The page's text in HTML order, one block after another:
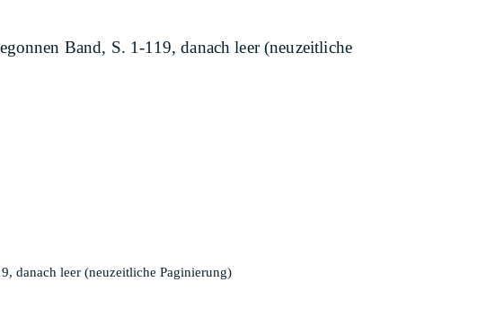
Band, S. 1-119, danach leer (neuzeitliche
danach leer (neuzeitliche Paginierung)